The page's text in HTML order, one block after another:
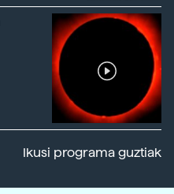
Ikusi programa guztiak